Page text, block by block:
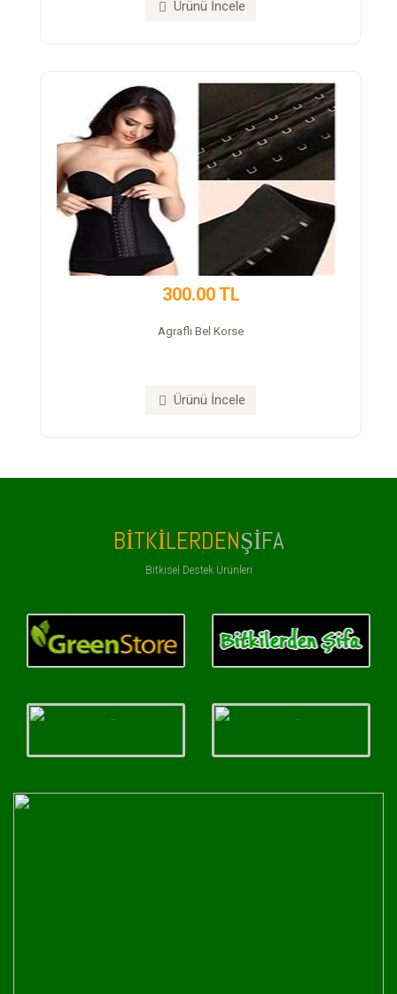
Ürünü İncele
350.00 TL
Neroxtea Detox Çayı
Ürünü İncele
BITKILERDENŞIFA
Bitkisel Destek Ürünleri